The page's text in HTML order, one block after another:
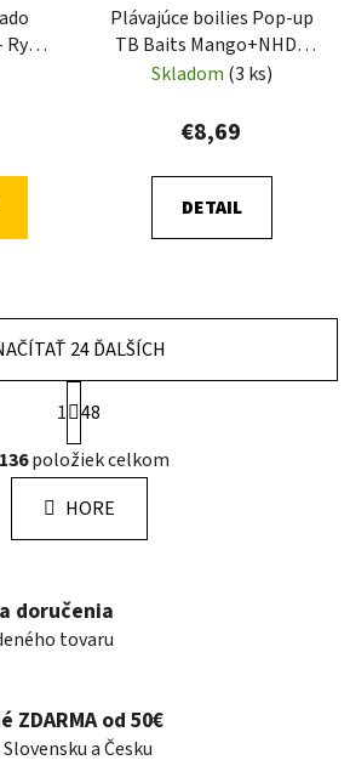
Plávajúce boilies Pop-up
TB Baits Mango+NHDC
65g
Skladom (3 ks)
€8,69
DETAIL
O
v
l
á
d
c
i
e
r
v
k
24 ĎALŠÍCH
S
t
r
á
n
k
i
e
1 48
položiek celkom
HORE
doručenia
tovaru
ZDARMA od 50€
a Česku